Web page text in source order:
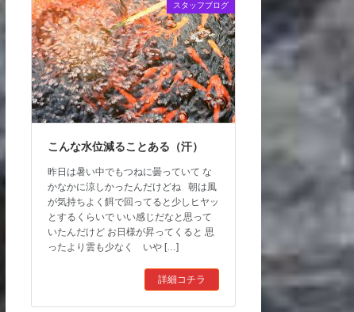
スタッフブログ
こんな水位減ることある（汗）
昨日は暑い中でもつねに曇っていて な
かなかに涼しかったんだけどね 朝は風
が気持ちよく餌で回ってると少しヒヤッ
とするくらいで いい感じだなと思って
いたんだけど お日様が昇ってくると 思
ったより雲も少なく いや […]
詳細コチラ